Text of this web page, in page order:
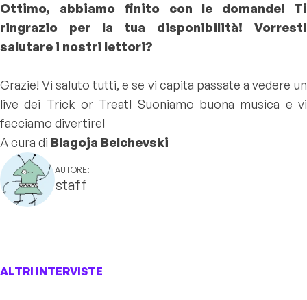
Ottimo, abbiamo finito con le domande! Ti
ringrazio per la tua disponibilità! Vorresti
salutare i nostri lettori?
Grazie! Vi saluto tutti, e se vi capita passate a vedere un
live dei Trick or Treat! Suoniamo buona musica e vi
facciamo divertire!
A cura di Blagoja Belchevski
AUTORE:
staff
ALTRI INTERVISTE